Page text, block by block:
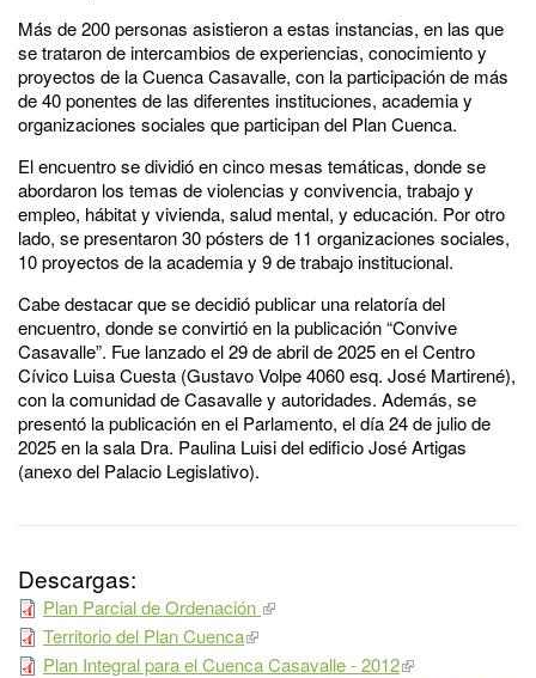
Más de 200 personas asistieron a estas instancias, en las que
se trataron de intercambios de experiencias, conocimiento y
proyectos de la Cuenca Casavalle, con la participación de más
de 40 ponentes de las diferentes instituciones, academia y
organizaciones sociales que participan del Plan Cuenca.
El encuentro se dividió en cinco mesas temáticas, donde se
abordaron los temas de violencias y convivencia, trabajo y
empleo, hábitat y vivienda, salud mental, y educación. Por otro
lado, se presentaron 30 pósters de 11 organizaciones sociales,
10 proyectos de la academia y 9 de trabajo institucional.
Cabe destacar que se decidió publicar una relatoría del
encuentro, donde se convirtió en la publicación “Convive
Casavalle”. Fue lanzado el 29 de abril de 2025 en el Centro
Cívico Luisa Cuesta (Gustavo Volpe 4060 esq. José Martirené),
con la comunidad de Casavalle y autoridades. Además, se
presentó la publicación en el Parlamento, el día 24 de julio de
2025 en la sala Dra. Paulina Luisi del edificio José Artigas
(anexo del Palacio Legislativo).
Descargas:
Plan Parcial de Ordenación
Territorio del Plan Cuenca
Plan Integral para el Cuenca Casavalle - 2012